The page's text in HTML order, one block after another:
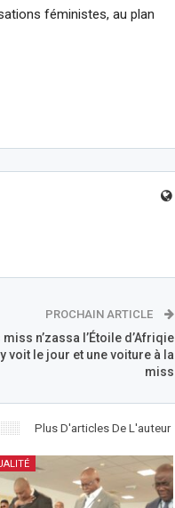
féministes, au plan
PROCHAIN ARTICLE
n’zassa l’Étoile d’Afriqie
voit le jour et une voiture à la
miss
Plus D'articles De L'auteur